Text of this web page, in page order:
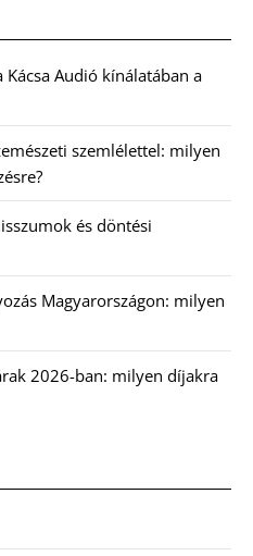
Kácsa Audió kínálatában a
szemlélettel: milyen
és döntési
Magyarországon: milyen
2026-ban: milyen díjakra